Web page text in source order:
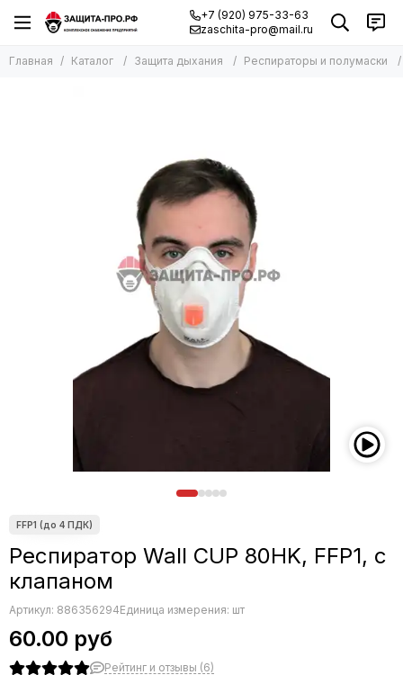
+7 (920) 975-33-63
zaschita-pro@mail.ru
Главная Каталог Защита дыхания Респираторы и полумаски
Респиратор Wall CUP 80HK, FFP1, с
клапаном
Артикул: 886356294Единица измерения: шт
60.00 руб
Рейтинг и отзывы (6)